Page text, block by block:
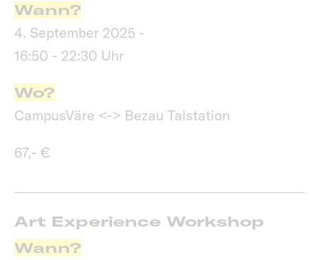
Wann?
4. September 2025 -
16:50 - 22:30 Uhr
Wo?
CampusVäre <-> Bezau Talstation
67,- €
Art Experience Workshop
Wann?